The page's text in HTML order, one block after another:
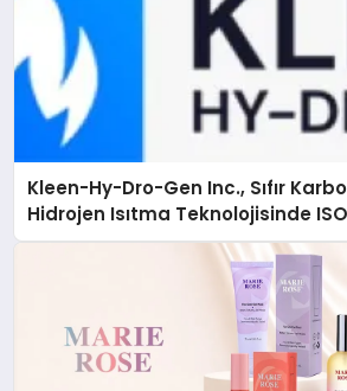
Kleen-Hy-Dro-Gen Inc., Sıfır
Hidrojen Isıtma Teknolojisinde
Düzenleyici Onaylarını Aldı